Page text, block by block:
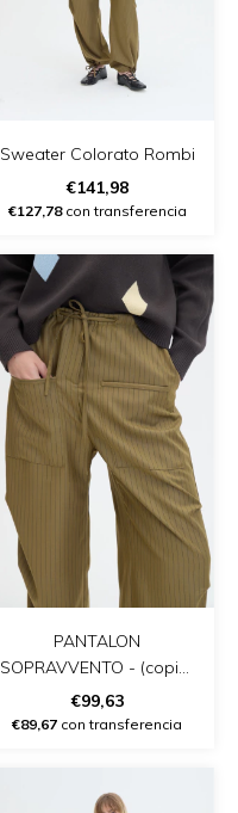
Sweater Colorato Rombi
€141,98
€127,78con transferencia
PANTALON
SOPRAVVENTO - (copia)
- (copia)
€99,63
€89,67 con transferencia